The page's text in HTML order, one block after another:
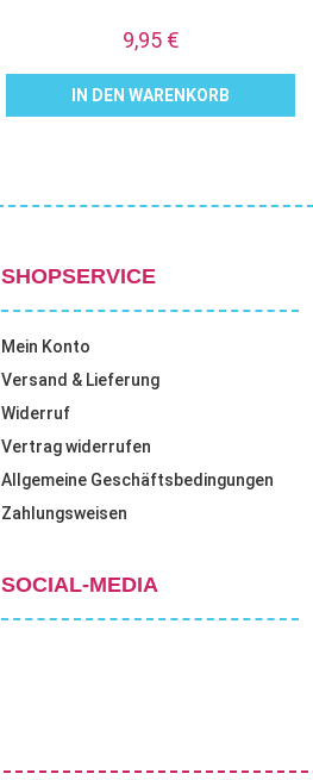
9,95 €
IN DEN WARENKORB
SHOPSERVICE
Mein Konto
Versand & Lieferung
Widerruf
Vertrag widerrufen
Allgemeine Geschäftsbedingungen
Zahlungsweisen
SOCIAL-MEDIA